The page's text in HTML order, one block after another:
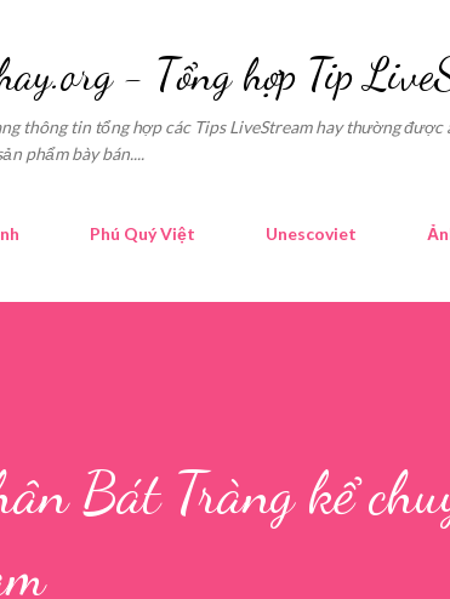
- Tổng hợp Tip
thông tin tổng hợp các Tips LiveStream hay thường
phẩm bày bán....
Phú Quý Việt Unescoviet
Bát Tràng kể